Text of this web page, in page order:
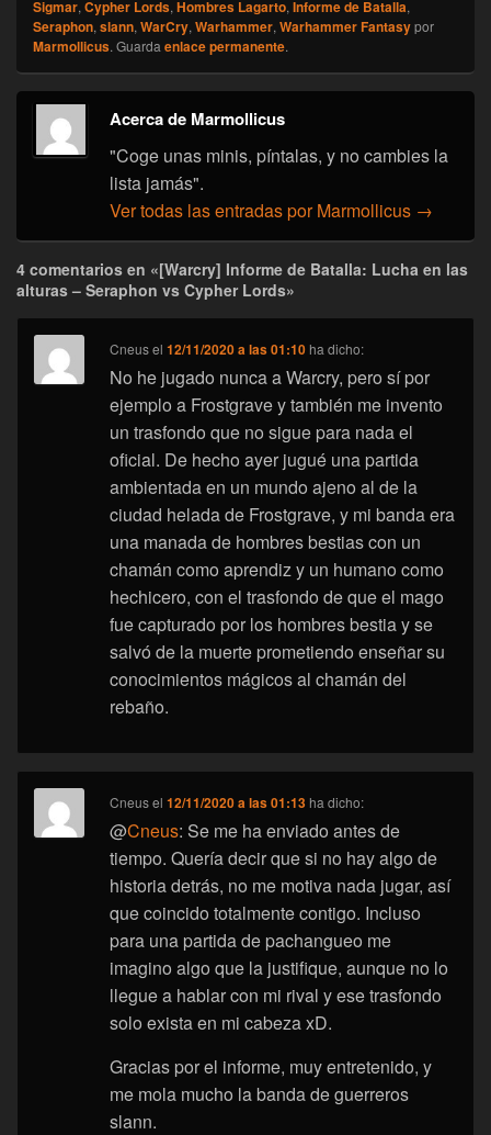
Sigmar, Cypher Lords, Hombres Lagarto, Informe de Batalla,
Seraphon, slann, WarCry, Warhammer, Warhammer Fantasypor
Marmollicus. Guarda enlace permanente.
Acerca de Marmollicus
"Coge unas minis, píntalas, y no cambies la
lista jamás".
Ver todas las entradas por Marmollicus →
4 comentarios en «[Warcry] Informe de Batalla: Lucha en las
alturas – Seraphon vs Cypher Lords»
Cneusel12/11/2020 a las 01:10 ha dicho:
No he jugado nunca a Warcry, pero sí por
ejemplo a Frostgrave y también me invento
un trasfondo que no sigue para nada el
oficial. De hecho ayer jugué una partida
ambientada en un mundo ajeno al de la
ciudad helada de Frostgrave, y mi banda era
una manada de hombres bestias con un
chamán como aprendiz y un humano como
hechicero, con el trasfondo de que el mago
fue capturado por los hombres bestia y se
salvó de la muerte prometiendo enseñar su
conocimientos mágicos al chamán del
rebaño.
Cneusel12/11/2020 a las 01:13 ha dicho:
@Cneus: Se me ha enviado antes de
tiempo. Quería decir que si no hay algo de
historia detrás, no me motiva nada jugar, así
que coincido totalmente contigo. Incluso
para una partida de pachangueo me
imagino algo que la justifique, aunque no lo
llegue a hablar con mi rival y ese trasfondo
solo exista en mi cabeza xD.
Gracias por el informe, muy entretenido, y
me mola mucho la banda de guerreros
slann.